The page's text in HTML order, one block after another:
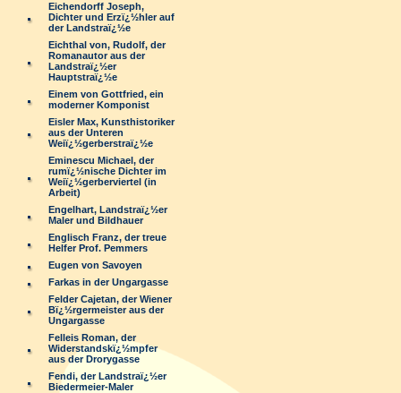
Eichendorff Joseph,
Dichter und Erzï¿½hler auf
der Landstraï¿½e
Eichthal von, Rudolf, der
Romanautor aus der
Landstraï¿½er
Hauptstraï¿½e
Einem von Gottfried, ein
moderner Komponist
Eisler Max, Kunsthistoriker
aus der Unteren
Weiï¿½gerberstraï¿½e
Eminescu Michael, der
rumï¿½nische Dichter im
Weiï¿½gerberviertel (in
Arbeit)
Engelhart, Landstraï¿½er
Maler und Bildhauer
Englisch Franz, der treue
Helfer Prof. Pemmers
Eugen von Savoyen
Farkas in der Ungargasse
Felder Cajetan, der Wiener
Bï¿½rgermeister aus der
Ungargasse
Felleis Roman, der
Widerstandskï¿½mpfer
aus der Drorygasse
Fendi, der Landstraï¿½er
Biedermeier-Maler